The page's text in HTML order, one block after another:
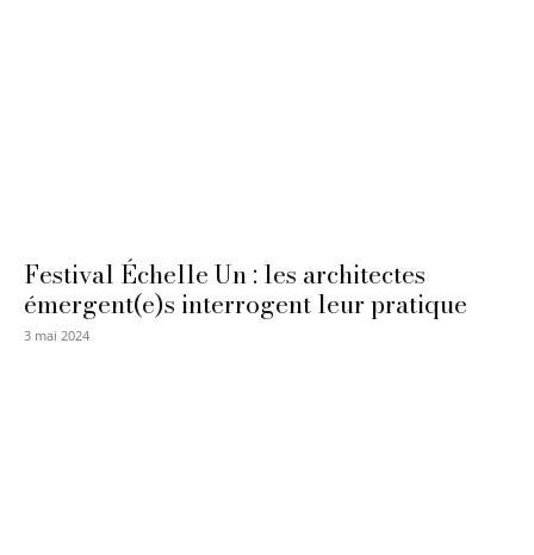
Festival Échelle Un : les architectes
émergent(e)s interrogent leur pratique
3 mai 2024